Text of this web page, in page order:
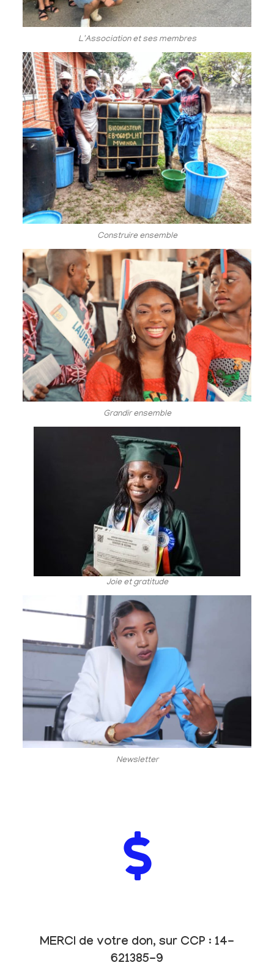
L'Association et ses membres
Construire ensemble
Grandir ensemble
Joie et gratitude
Newsletter
MERCI de votre don, sur CCP : 14-
621385-9